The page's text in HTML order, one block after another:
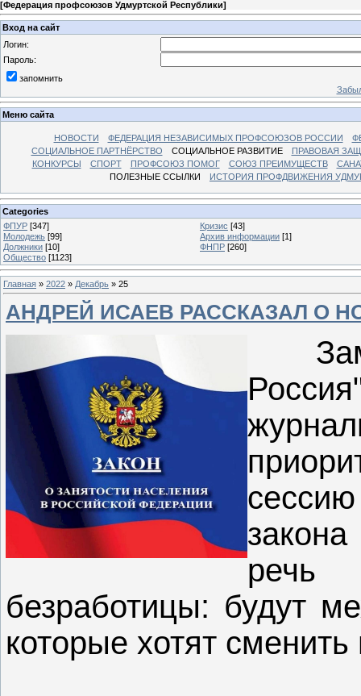
[Федерация профсоюзов Удмуртской Республики]
Вход на сайт
Логин:
Пароль:
запомнить
Меню сайта
НОВОСТИ ФЕДЕРАЦИЯ НЕЗАВИСИМЫХ ПРОФСОЮЗОВ РОССИИ
СОЦИАЛЬНОЕ ПАРТНЁРСТВО
СОЦИАЛЬНОЕ РАЗВИТИЕ
ПРАВОВАЯ
КОНКУРСЫ
СПОРТ ПРОФСОЮЗ ПОМОГ СОЮЗ ПРЕИМУЩЕСТВ
ПОЛЕЗНЫЕ ССЫЛКИ
ИСТОРИЯ ПРОФДВИЖЕНИЯ
Categories
ФПУР [347] Кризис [43]
Молодежь [99] Архив информации [1]
Должники [10] ФНПР [260]
Общество [1123]
Главная » 2022 » Декабрь » 25
АНДРЕЙ ИСАЕВ РАССКАЗАЛ О
речь
безработицы: будут
которые хотят